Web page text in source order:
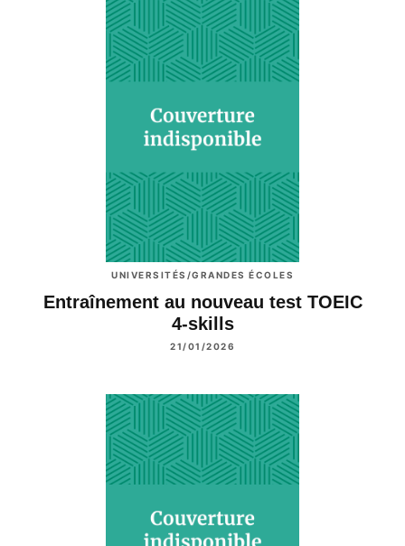
UNIVERSITÉS/GRANDES ÉCOLES
Entraînement au nouveau test TOEIC
4-skills
21/01/2026